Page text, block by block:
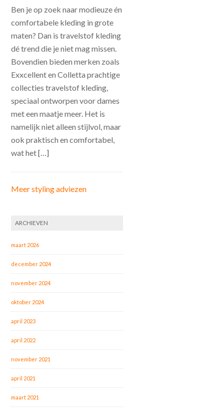
Ben je op zoek naar modieuze én
comfortabele kleding in grote
maten? Dan is travelstof kleding
dé trend die je niet mag missen.
Bovendien bieden merken zoals
Exxcellent en Colletta prachtige
collecties travelstof kleding,
speciaal ontworpen voor dames
met een maatje meer. Het is
namelijk niet alleen stijlvol, maar
ook praktisch en comfortabel,
wat het […]
Meer styling adviezen
ARCHIEVEN
maart 2026
december 2024
november 2024
oktober 2024
april 2023
april 2022
november 2021
april 2021
maart 2021